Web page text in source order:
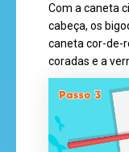
Com a caneta
cabeça, os
caneta cor-de-
coradas e a